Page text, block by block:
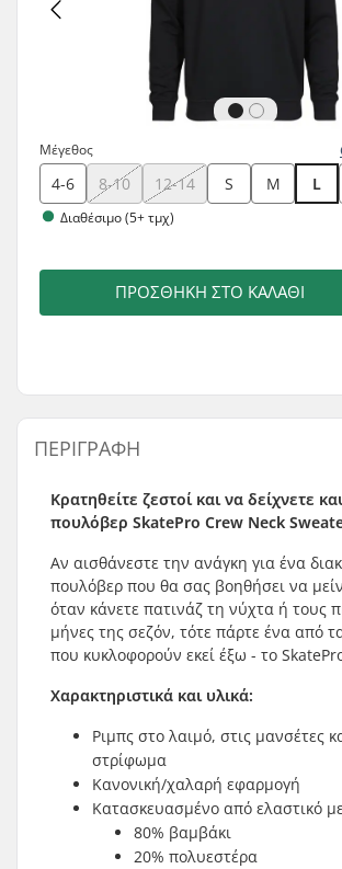
Μέγεθος
4-6 8-10 12-14 S M L
Διαθέσιμο (5+ τμχ)
ΠΡΟΣΘΉΚΗ ΣΤΟ ΚΑΛΆΘΙ
ΠΕΡΙΓΡΑΦΉ
Κρατηθείτε ζεστοί και να δείχνετε
πουλόβερ SkatePro Crew Neck
Αν αισθάνεστε την ανάγκη για ένα
πουλόβερ που θα σας βοηθήσει να
όταν κάνετε πατινάζ τη νύχτα ή τους
μήνες της σεζόν, τότε πάρτε ένα από
που κυκλοφορούν εκεί έξω - το
Χαρακτηριστικά και υλικά:
Ριμπς στο λαιμό, στις μανσέτες
στρίφωμα
Κανονική/χαλαρή εφαρμογή
Κατασκευασμένο από ελαστικό
80% βαμβάκι
20% πολυεστέρα